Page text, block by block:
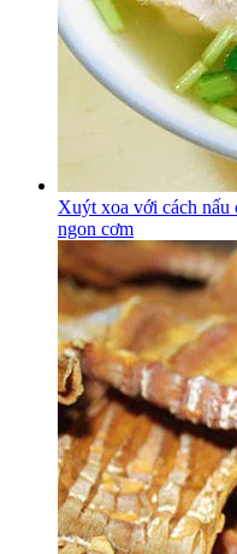
Xuýt xoa với cách nấu
ngon cơm